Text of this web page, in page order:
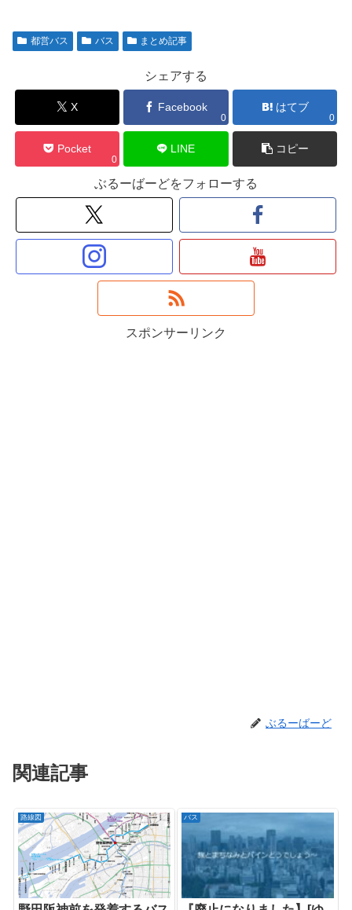
都営バス バス まとめ記事
シェアする
X Facebook
0
はてブ
0
Pocket
0
LINE コピー
ぶるーばーどをフォローする
スポンサーリンク
ぶるーばーど
関連記事
路線図 バス